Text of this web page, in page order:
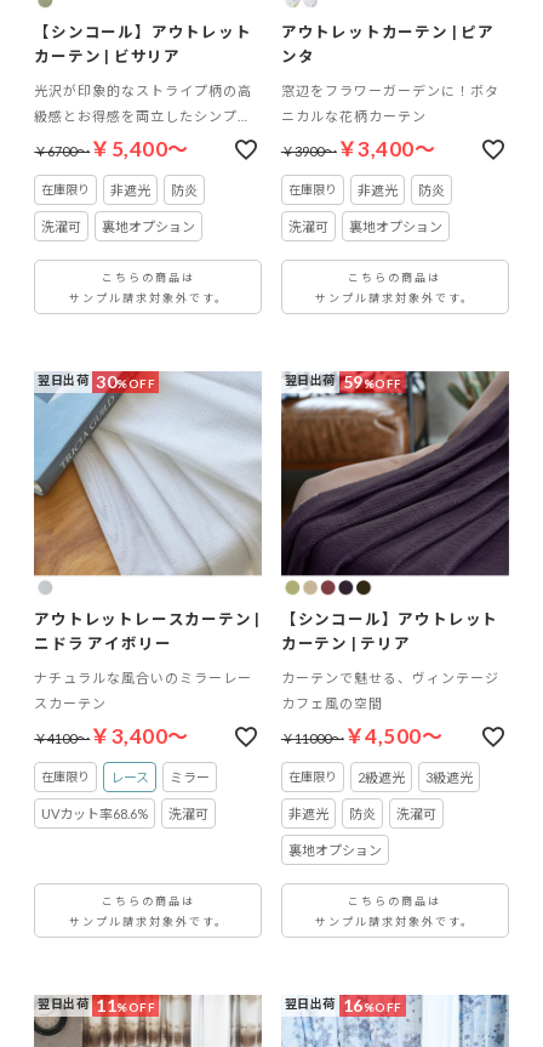
【シンコール】アウトレット
カーテン | ビサリア
光沢が印象的なストライプ柄の高
級感とお得感を両立したシンプル
モダンカーテン
￥6700～￥5,400～
非遮光 防炎
洗濯可 裏地オプション
こちらの商品は
サンプル請求対象外です。
アウトレットカーテン | ピア
ンタ
窓辺をフラワーガーデンに！ボタ
ニカルな花柄カーテン
￥3900～￥3,400～
非遮光 防炎
洗濯可 裏地オプション
こちらの商品は
サンプル請求対象外です。
翌日出荷 30%OFF
アウトレットレースカーテン |
ニドラ アイボリー
ナチュラルな風合いのミラーレー
スカーテン
￥4100～￥3,400～
レース ミラー
UVカット率68.6% 洗濯可
こちらの商品は
サンプル請求対象外です。
翌日出荷 59%OFF
【シンコール】アウトレット
カーテン | テリア
カーテンで魅せる、ヴィンテージ
カフェ風の空間
￥11000～￥4,500～
2級遮光 3級遮光
非遮光 防炎 洗濯可
裏地オプション
こちらの商品は
サンプル請求対象外です。
翌日出荷 11%OFF 翌日出荷 16%OFF